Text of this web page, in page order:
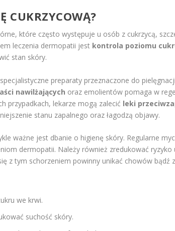
CUKRZYCOWĄ?
które często występuje u osób z cukrzycą,
leczenia dermopatii jest kontrola poziomu
stan skóry.
preparaty przeznaczone do
nawilżających oraz emolientów pomaga w
przypadkach, lekarze mogą zalecić leki
stanu zapalnego oraz łagodzą objawy.
ważne jest dbanie o higienę skóry. Regularne
dermopatii. Należy również zredukować
z tym schorzeniem powinny unikać chowów bądź
we krwi.
suchość skóry.